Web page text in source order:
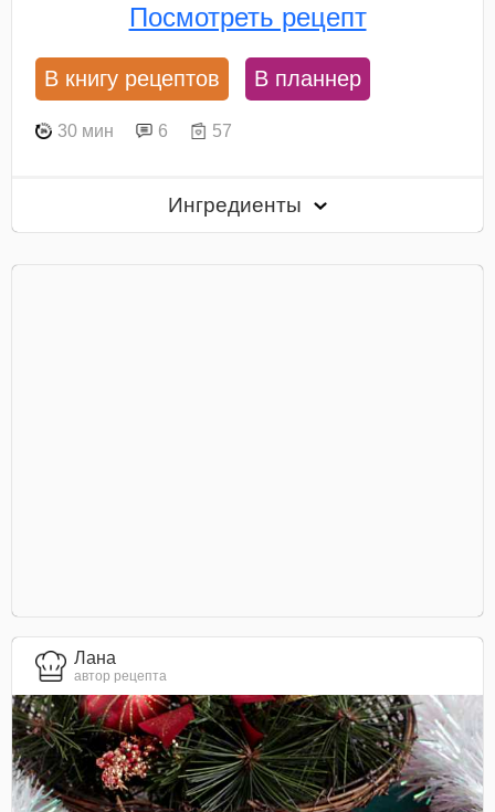
Посмотреть рецепт
В книгу рецептов В планнер
30 мин 6 57
Ингредиенты
Лана
автор рецепта